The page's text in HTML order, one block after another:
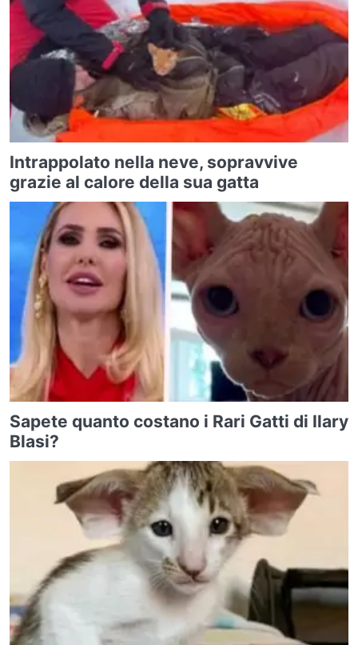
Intrappolato nella neve, sopravvive
grazie al calore della sua gatta
Sapete quanto costano i Rari Gatti di Ilary
Blasi?